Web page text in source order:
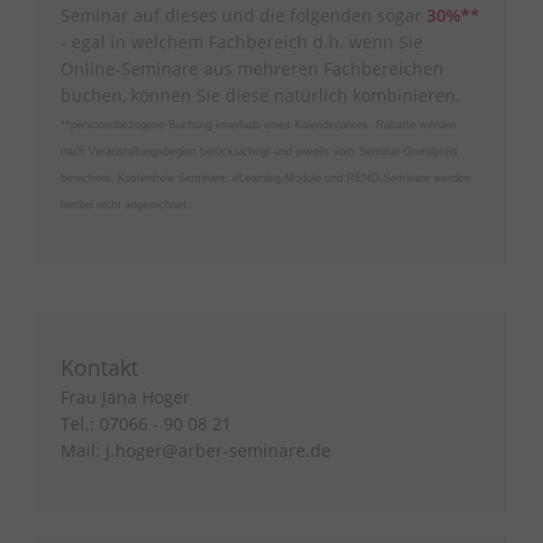
30%**
Kontakt
Frau Jana Hoger
Tel.: 07066 - 90 08 21
Mail:
j.hoger@arber-seminare.de